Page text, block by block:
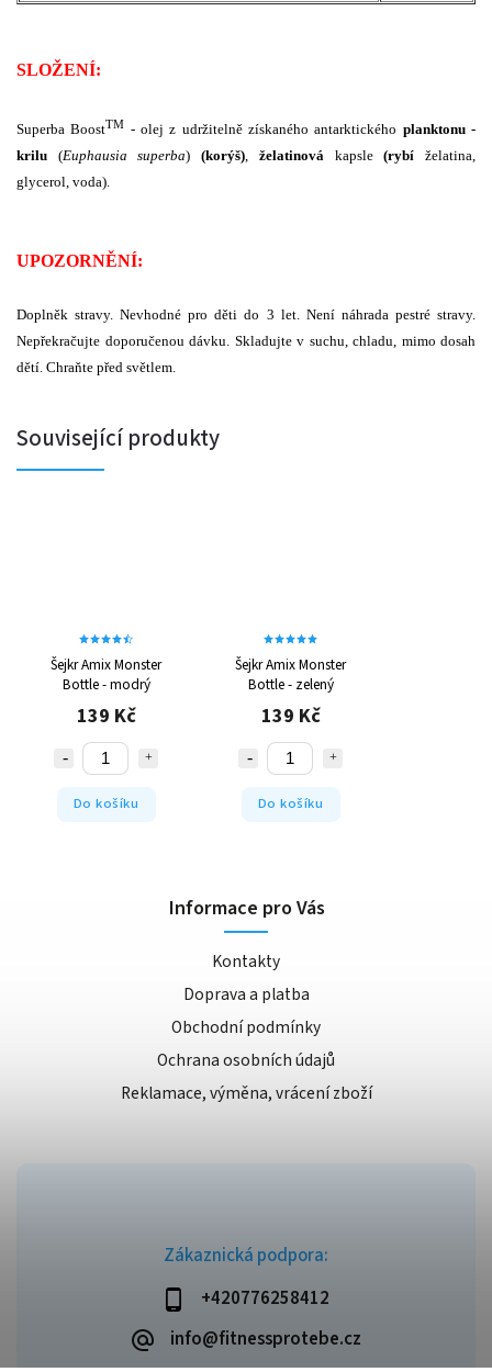
SLOŽENÍ:
Superba BoostTM - olej z udržitelně získaného antarktického planktonu -
krilu (Euphausia superba)(korýš) želatinová kapsle(rybíželatina,
glycerol, voda).
UPOZORNĚNÍ:
Doplněk stravy. Nevhodné pro děti do 3 let. Není náhrada pestré stravy.
Nepřekračujte doporučenou dávku. Skladujte v suchu, chladu, mimo dosah
dětí. Chraňte před světlem.
Související produkty
Šejkr Amix Monster
Bottle - modrý
139 Kč
Do košíku
Šejkr Amix Monster
Bottle - zelený
139 Kč
Do košíku
Zákaznická podpora:
+420776258412
info@fitnessprotebe.cz
Informace pro Vás
Kontakty
Doprava a platba
Obchodní podmínky
Ochrana osobních údajů
Reklamace, výměna, vrácení zboží